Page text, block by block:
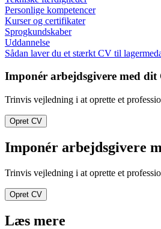
Personlige kompetencer
Kurser og certifikater
Sprogkundskaber
Uddannelse
Sådan laver du et stærkt CV til
Imponér arbejdsgivere med dit
Trinvis vejledning i at oprette et
Opret CV
Imponér arbejdsgivere
Trinvis vejledning i at oprette et
Opret CV
Læs mere